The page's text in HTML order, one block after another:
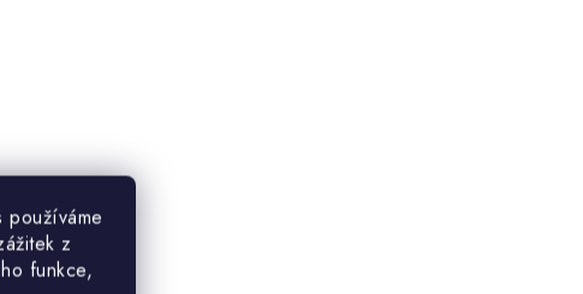
používáme
z
funkce,